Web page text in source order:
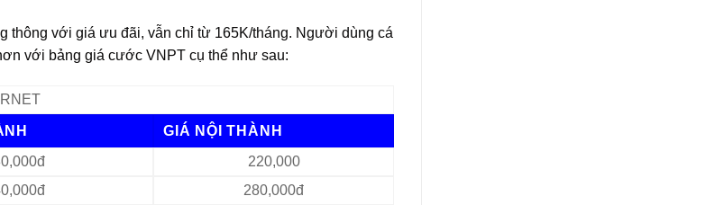
thông với giá ưu đãi, vẫn chỉ từ 165K/tháng. Người dùng cá
với bảng giá cước VNPT cụ thể như sau:
GIÁ NỘI THÀNH
220,000
280,000đ